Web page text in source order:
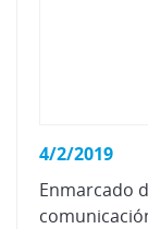
4/2/2019
Enmarcado